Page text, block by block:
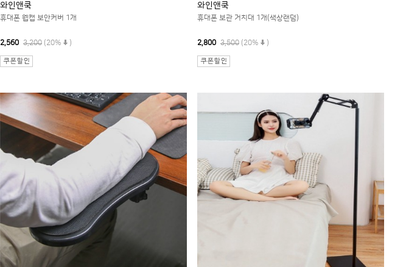
와인앤쿡
휴대폰 웹캡 보안커버 1개
2,560 3,200 (20% )
와인앤쿡
휴대폰 보관 거치대 1개(색상랜덤)
2,800 3,500 (20% )